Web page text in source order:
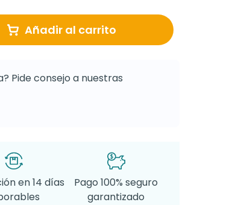
Añadir al carrito
Pide consejo a nuestras
en 14 días
Pago 100% seguro
garantizado